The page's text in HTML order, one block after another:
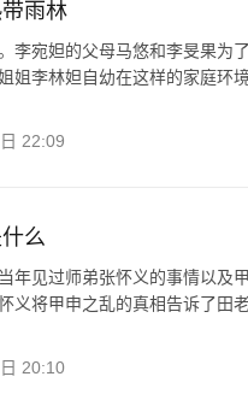
雨林
李宛妲的父母马悠和李旻果为
姐李林妲自幼在这样的家庭环
22:09
么
年见过师弟张怀义的事情以及
义将甲申之乱的真相告诉了田
20:10